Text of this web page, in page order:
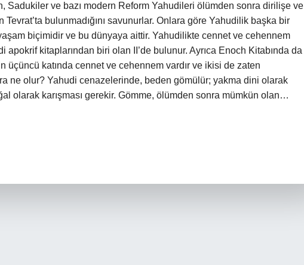
Sadukiler ve bazı modern Reform Yahudileri ölümden sonra dirilişe ve
bulunmadığını savunurlar. Onlara göre Yahudilik başka bir
biçimidir ve bu dünyaya aittir. Yahudilikte cennet ve cehennem
apokrif kitaplarından biri olan II’de bulunur. Ayrıca Enoch Kitabında da
üçüncü katında cennet ve cehennem vardır ve ikisi de zaten
ne olur? Yahudi cenazelerinde, beden gömülür; yakma dini olarak
olarak karışması gerekir. Gömme, ölümden sonra mümkün olan…